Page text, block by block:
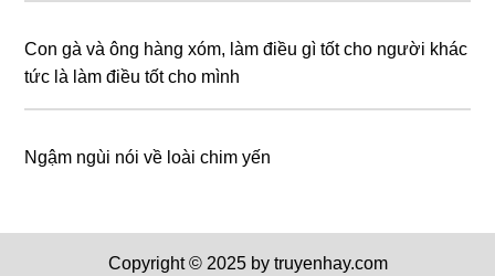
Con gà và ông hàng xóm, làm điều gì tốt cho người khác
tức là làm điều tốt cho mình
Ngậm ngùi nói về loài chim yến
Copyright © 2025 by truyenhay.com